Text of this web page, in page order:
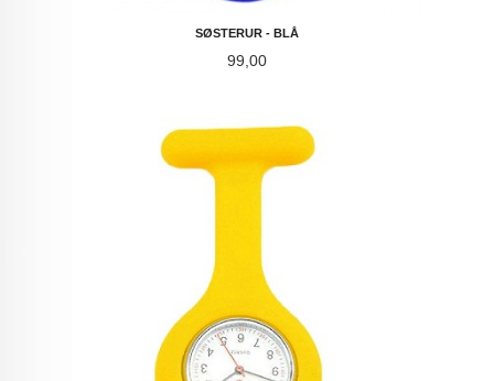
SØSTERUR - BLÅ
Pris
99,00